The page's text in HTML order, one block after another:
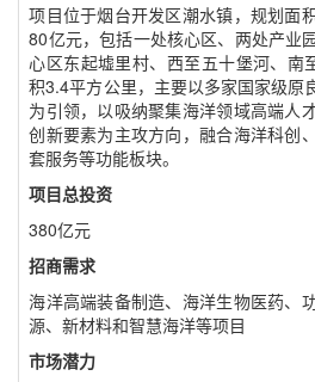
项目位于烟台开发区潮水镇，规划面
80亿元，包括一处核心区、两处产业
心区东起墟里村、西至五十堡河、南
积3.4平方公里，主要以多家国家级原
为引领，以吸纳聚集海洋领域高端人
创新要素为主攻方向，融合海洋科创
套服务等功能板块。
项目总投资
380亿元
招商需求
海洋高端装备制造、海洋生物医药、
源、新材料和智慧海洋等项目
市场潜力